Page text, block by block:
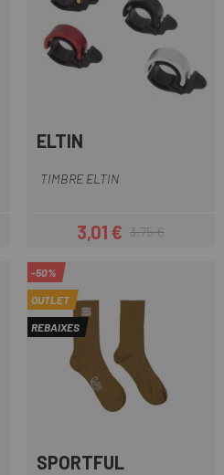
ELTIN
TIMBRE ELTIN
Preu
3,01 €Preu regular
3,75 €
-50%
OUTLET
REBAIXES
SPORTFUL